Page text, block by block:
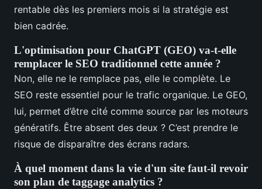
rentable dès les premiers mois si la stratégie est
bien cadrée.
L'optimisation pour ChatGPT (GEO) va-t-elle
remplacer le SEO traditionnel cette année ?
Non, elle ne le remplace pas, elle le complète. Le
SEO reste essentiel pour le trafic organique. Le GEO,
lui, permet d’être cité comme source par les moteurs
génératifs. Être absent des deux ? C’est prendre le
risque de disparaître des écrans radars.
À quel moment dans la vie d'un site faut-il revoir
son plan de taggage analytics ?